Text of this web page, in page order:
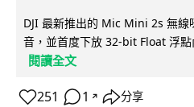
DJI 最新推出的 Mic Mini 2s 無線
音，並首度下放 32-bit Float 浮
閱讀全文
251 1 ↗ 分享